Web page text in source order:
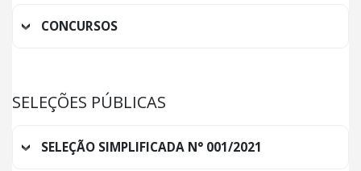
CONCURSOS
SELEÇÕES PÚBLICAS
SELEÇÃO SIMPLIFICADA N° 001/2021